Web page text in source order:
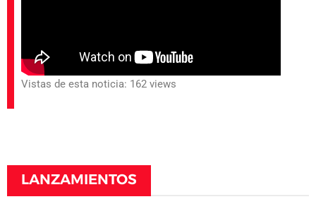
Vistas de esta noticia: 162 views
LANZAMIENTOS